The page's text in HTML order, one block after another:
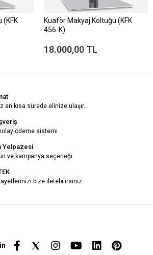
(KFK
Kuaför Makyaj Koltuğu (KFK
456-K)
18.000,00 TL
en kısa sürede elinize ulaşır.
ödeme sistemi
Yelpazesi
ve kampanya seçeneği
bize iletebilirsiniz.